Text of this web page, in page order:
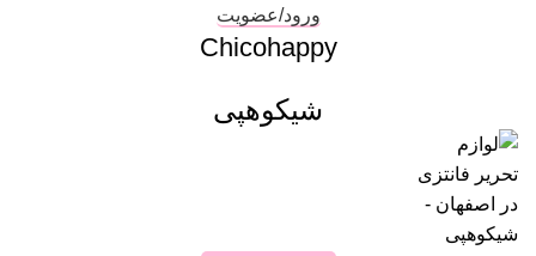
ورود/عضویت
Chicohappy
شیکوهپی